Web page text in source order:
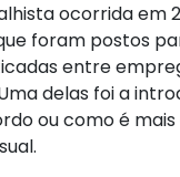
ocorrida em
foram postos
entre
delas foi a
ou como é